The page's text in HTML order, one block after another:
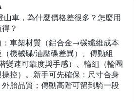
山車，為什麼價格差很多？怎麼用
？
車架材質（鋁合金→碳纖維成本
機械碟/油壓碟差異）、傳動組
變速可靠度與手感）、輪組（輪圈
控）。新手可先確保：尺寸合身
外胎品質；傳動高階可留到騎一段